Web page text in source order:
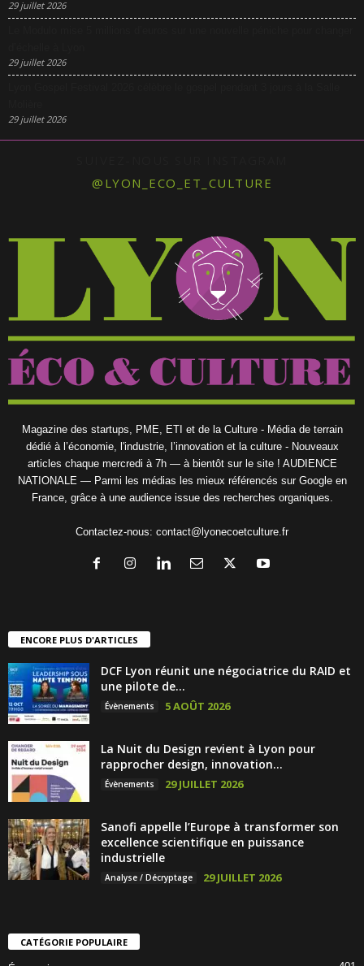
29 juillet 2026
29 juillet 2026
29 juillet 2026
@LYON_ECO_ET_CULTURE
Magazine des startups, PME, ETI et de la Culture - Média de terrain
dédié à l’économie, l'industrie, l’innovation et la culture - Nouveaux
articles chaque mercredi à 7h — à bientôt sur le site ! AUDIENCE
NATIONALE — Parmi les médias les mieux référencés sur Google en
France, grâce à une audience issue des recherches organiques.
Contactez-nous: contact@lyonecoetculture.fr
ENCORE PLUS D'ARTICLES
DCF Lyon réunit une négociatrice du RAID et
une pilote de...
Évènements 5 AOÛT 2026
La Nuit du Design revient à Lyon pour
rapprocher design, innovation...
Évènements 29 JUILLET 2026
Sanofi appelle l’Europe à transformer son
excellence scientifique en puissance
industrielle
Analyse / Décryptage 29 JUILLET 2026
CATÉGORIE POPULAIRE